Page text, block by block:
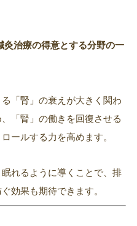
治療の得意とする分野の一
「腎」の衰えが大きく関わ
「腎」の働きを回復させる
ールする力を高めます。
れるように導くことで、排
効果も期待できます。